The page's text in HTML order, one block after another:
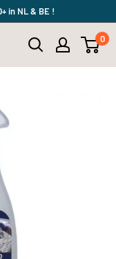
in NL & BE !
0